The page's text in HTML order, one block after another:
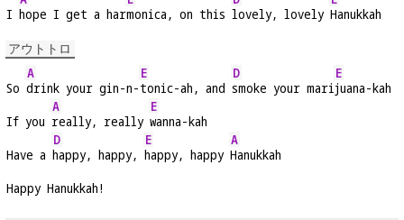
I hope I get a harmonica, on this lovely, lovely Hanukkah
アウトトロ
So
A
drink your gin-n-
E
tonic-ah, and
D
smoke your mari
E
juana-kah
If you
A
really, really
E
wanna-kah
Have a
D
happy, happy,
E
happy, happy
A
Hanukkah
Happy Hanukkah!